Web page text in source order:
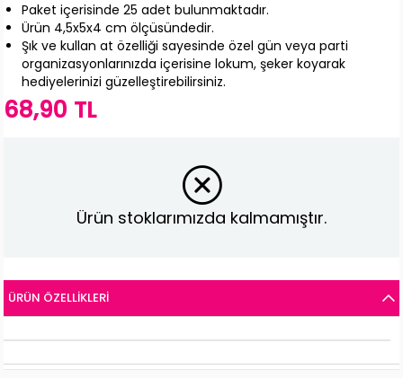
Paket içerisinde 25 adet bulunmaktadır.
Ürün 4,5x5x4 cm ölçüsündedir.
Şık ve kullan at özelliği sayesinde özel gün veya parti
organizasyonlarınızda içerisine lokum, şeker koyarak
hediyelerinizi güzelleştirebilirsiniz.
68,90 TL
Ürün stoklarımızda kalmamıştır.
ÜRÜN ÖZELLIKLERI